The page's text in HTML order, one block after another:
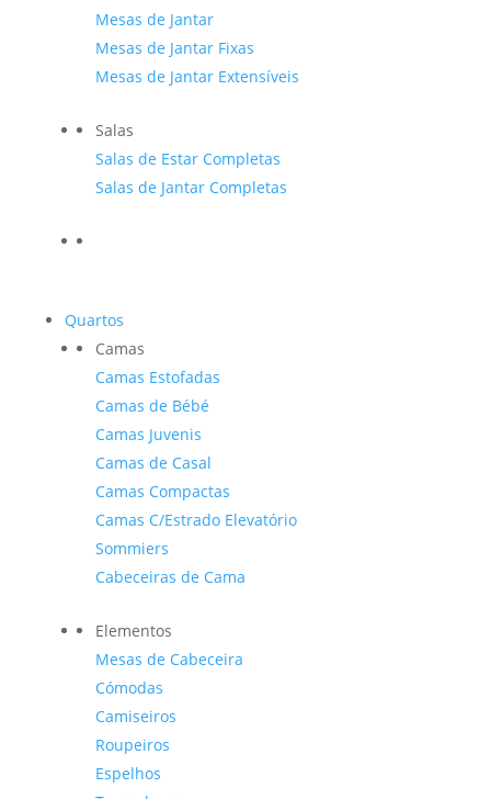
Mesas de Jantar
Mesas de Jantar Fixas
Mesas de Jantar Extensíveis
Salas
Salas de Estar Completas
Salas de Jantar Completas
Quartos
Camas
Camas Estofadas
Camas de Bébé
Camas Juvenis
Camas de Casal
Camas Compactas
Camas C/Estrado Elevatório
Sommiers
Cabeceiras de Cama
Elementos
Mesas de Cabeceira
Cómodas
Camiseiros
Roupeiros
Espelhos